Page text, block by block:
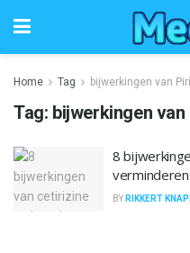
Home Tag bijwerkingen van
Tag: bijwerkingen
8
verminderen
BY RIKKERT